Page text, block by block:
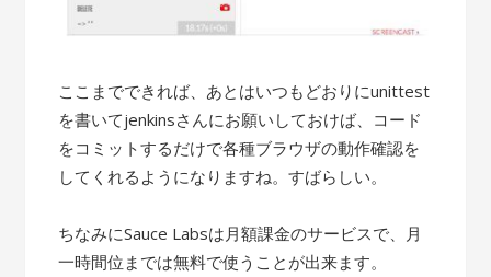
ここまでできれば、あとはいつもどおりにunittest
を書いてjenkinsさんにお願いしておけば、コード
をコミットするだけで各種ブラウザの動作確認を
してくれるようになりますね。すばらしい。
ちなみにSauce Labsは月額課金のサービスで、月
一時間位までは無料で使うことが出来ます。